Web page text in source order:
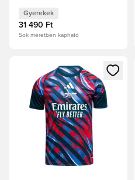
Gyerekek
31 490 Ft
Sok méretben kapható
Megnyit egy modált a